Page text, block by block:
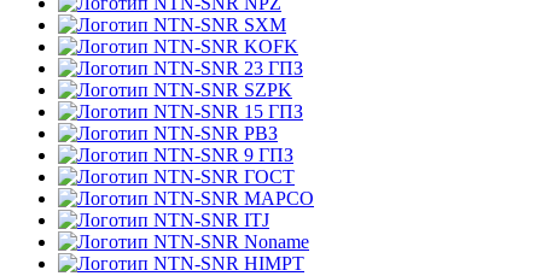
SXM
KOFK
23 ГПЗ
SZPK
15 ГПЗ
РВЗ
9 ГПЗ
ГОСТ
MAPCO
ITJ
Noname
HIMPT